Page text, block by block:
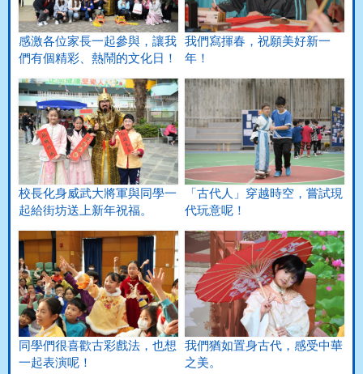
感激各位家長一起參與，讓我
們有個精彩、熱鬧的文化日！
我們寫揮春，祝願美好新一
年！
校長化身威武大將軍與同學一
起給街坊送上新年祝福。
「古代人」穿越時空，嘗試現
代玩意呢！
同學們很喜歡古彩戲法，也想
一起表演呢！
我們猶如置身古代，感受中華
之美。